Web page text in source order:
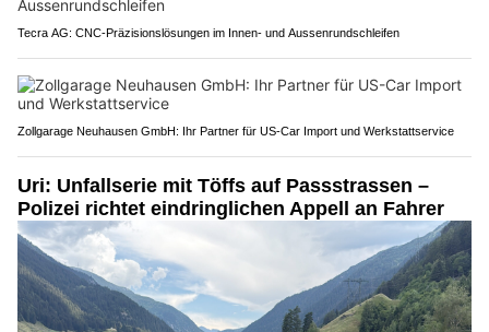
Tecra AG: CNC-Präzisionslösungen im Innen- und Aussenrundschleifen
Zollgarage Neuhausen GmbH: Ihr Partner für US-Car Import und Werkstattservice
Uri: Unfallserie mit Töffs auf Passstrassen –
Polizei richtet eindringlichen Appell an Fahrer